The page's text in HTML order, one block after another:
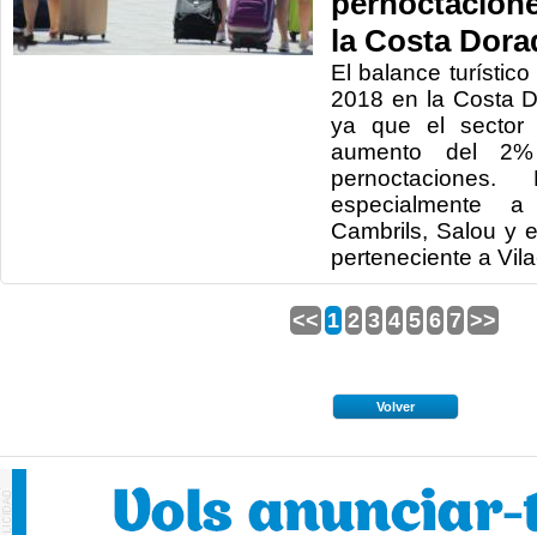
la Costa
El balance
2018 en la Costa
ya que el sector
aumento del
especialmente
Cambrils, Salou y
perteneciente a
<< 1 2 3 4 5 6 7 >>
Volver